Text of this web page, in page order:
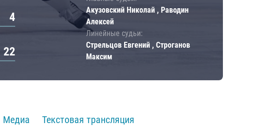
4
22
Акузовский Николай , Раводин
Алексей
Линейные судьи:
Стрельцов Евгений , Строганов
Максим
Медиа Текстовая трансляция